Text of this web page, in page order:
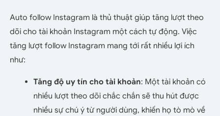
Auto follow Instagram là thủ thuật giúp tăng lượt theo
dõi cho tài khoản Instagram một cách tự động. Việc
tăng lượt follow Instagram mang tới rất nhiều lợi ích
như:
Tăng độ uy tín cho tài khoản: Một tài khoản có
nhiều lượt theo dõi chắc chắn sẽ thu hút được
nhiều sự chú ý từ người dùng, khiến họ tò mò về